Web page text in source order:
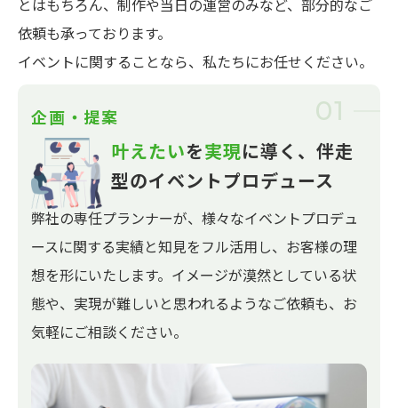
とはもちろん、制作や当日の運営のみなど、部分的なご
依頼も承っております。
イベントに関することなら、私たちにお任せください。
01
企画・提案
叶えたいを実現に導く、 伴走
型のイベントプロデュース
弊社の専任プランナーが、様々なイベントプロデュ
ースに関する実績と知見をフル活用し、お客様の理
想を形にいたします。イメージが漠然としている状
態や、実現が難しいと思われるようなご依頼も、お
気軽にご相談ください。